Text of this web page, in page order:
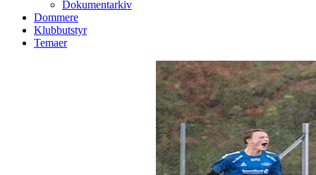
Dokumentarkiv
Dommere
Klubbutstyr
Temaer